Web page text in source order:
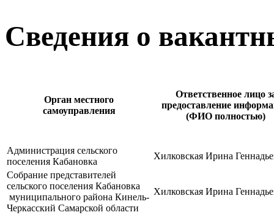
Сведения о
Орган местного
самоуправления
Ответственное лицо
предоставление
(ФИО полностью)
Администрация сельского
поселения Кабановка
Хилковская Ирина
Собрание представителей
сельского поселения Кабановка
муниципального района Кинель-
Черкасский Самарской области
Хилковская Ирина